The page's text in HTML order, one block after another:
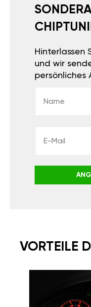
Hinterlassen
und wir
persönliches
VORTEILE